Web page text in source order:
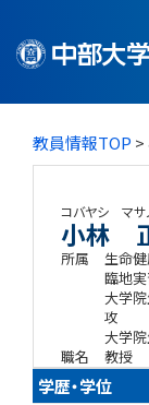
教員情報TOP
コバヤシ マサ
小林
所属
生命
臨地
大学院
攻
大学
職名
教授
学歴・学位